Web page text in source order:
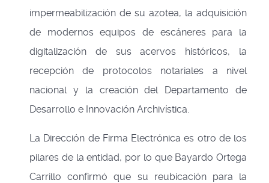
impermeabilización de su azotea, la adquisición
de modernos equipos de escáneres para la
digitalización de sus acervos históricos, la
recepción de protocolos notariales a nivel
nacional y la creación del Departamento de
Desarrollo e Innovación Archivística.
La Dirección de Firma Electrónica es otro de los
pilares de la entidad, por lo que Bayardo Ortega
Carrillo confirmó que su reubicación para la